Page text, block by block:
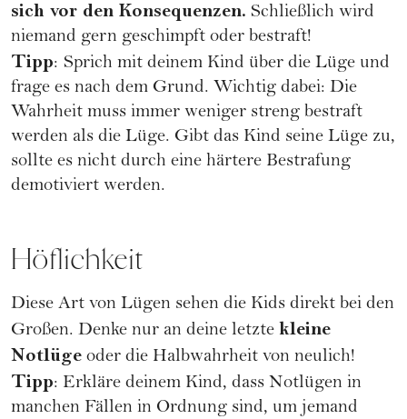
sich vor den Konsequenzen. Schließlich wird
niemand gern geschimpft oder bestraft!
Tipp: Sprich mit deinem Kind über die Lüge und
frage es nach dem Grund. Wichtig dabei: Die
Wahrheit muss immer weniger streng bestraft
werden als die Lüge. Gibt das Kind seine Lüge zu,
sollte es nicht durch eine härtere Bestrafung
demotiviert werden.
Höflichkeit
Diese Art von Lügen sehen die Kids direkt bei den
Großen. Denke nur an deine letzte kleine
Notlüge oder die Halbwahrheit von neulich!
Tipp: Erkläre deinem Kind, dass Notlügen in
manchen Fällen in Ordnung sind, um jemand